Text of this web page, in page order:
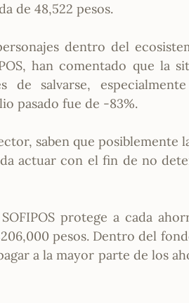
de 48,522 pesos.
dentro del
han comentado que la
de salvarse,
pasado fue de -83%.
saben que posiblemente
actuar con el fin de no
protege a cada
pesos. Dentro del
a la mayor parte de los